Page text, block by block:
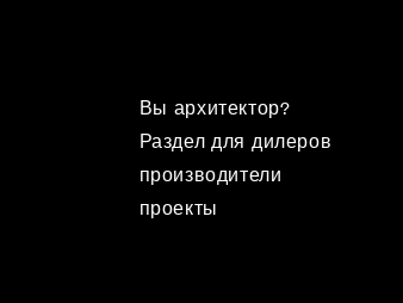
Вы архитектор?
Раздел для дилеров
производители
проекты